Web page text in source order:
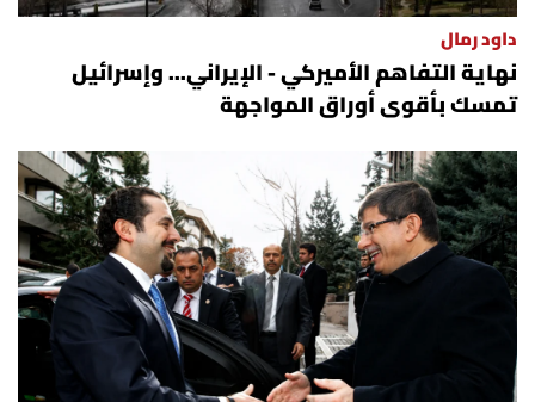
منوّعات
حظّك اليوم
للتاريخ
فيديو
للتواصل معنا
داود رمال
نهاية التفاهم الأميركي - الإيراني... وإسرائيل
تمسك بأقوى أوراق المواجهة